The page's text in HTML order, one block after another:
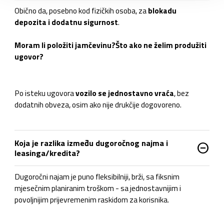
Obično da, posebno kod fizičkih osoba, zablokadu
depozita i dodatnu sigurnost.
Moram li položiti jamčevinu?Što ako ne želim produžiti
ugovor?
Po isteku ugovoravozilo se jednostavno vraća, bez
dodatnih obveza, osim ako nije drukčije dogovoreno.
Koja je razlika između dugoročnog najma i
leasinga/kredita?
do_not_disturb_on
Dugoročni najam je puno fleksibilniji, brži, sa fiksnim
mjesečnim planiranim troškom - sa jednostavnijim i
povoljnijim prijevremenim raskidom za korisnika.